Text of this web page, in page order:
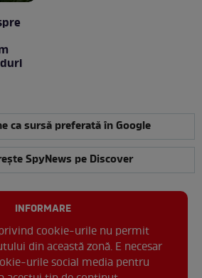
ca sursă preferată în Google
SpyNews pe Discover
INFORMARE
cookie-urile nu permit
din această zonă. E necesar
urile social media pentru